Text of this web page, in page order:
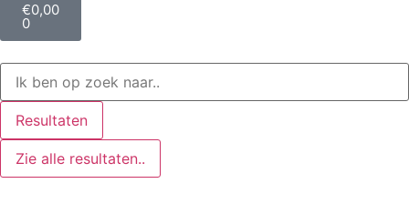
€0,00
0
Resultaten
Zie alle resultaten..